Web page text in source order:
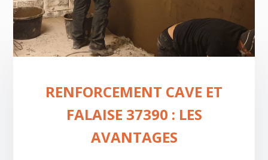
RENFORCEMENT CAVE ET
FALAISE 37390 : LES
AVANTAGES